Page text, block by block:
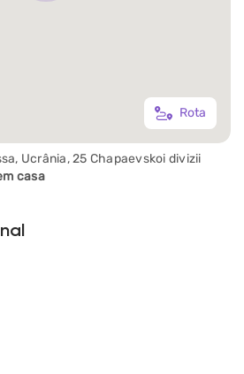
Rota
Ucrânia, 25 Chapaevskoi divizii
casa